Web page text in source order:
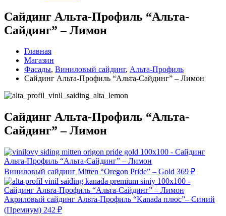
Сайдинг Альта-Профиль “Альта-
Сайдинг” – Лимон
Главная
Магазин
Фасады, Виниловый сайдинг, Альта-Профиль
Сайдинг Альта-Профиль “Альта-Сайдинг” – Лимон
Сайдинг Альта-Профиль “Альта-
Сайдинг” – Лимон
Виниловый сайдинг Mitten “Oregon Pride” – Gold 369 ₽
Акриловый сайдинг Альта-Профиль “Kanada плюс”– Синий
(Премиум) 242 ₽